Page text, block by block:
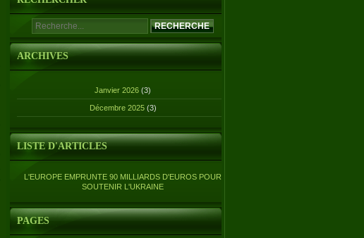
ARCHIVES
Janvier 2026 (3)
Décembre 2025 (3)
LISTE D'ARTICLES
L'EUROPE EMPRUNTE 90 MILLIARDS D'EUROS POUR
SOUTENIR L'UKRAINE
PAGES